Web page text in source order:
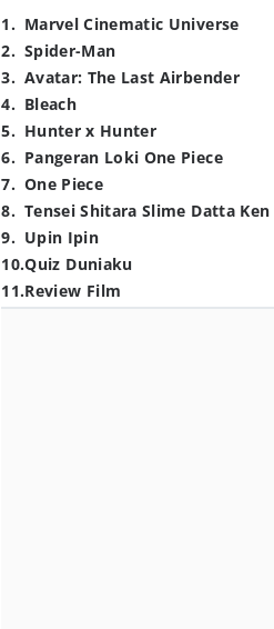
1. Marvel Cinematic Universe
2. Spider-Man
3. Avatar: The Last Airbender
4. Bleach
5. Hunter x Hunter
6. Pangeran Loki One Piece
7. One Piece
8. Tensei Shitara Slime Datta Ken
9. Upin Ipin
10.Quiz Duniaku
11.Review Film